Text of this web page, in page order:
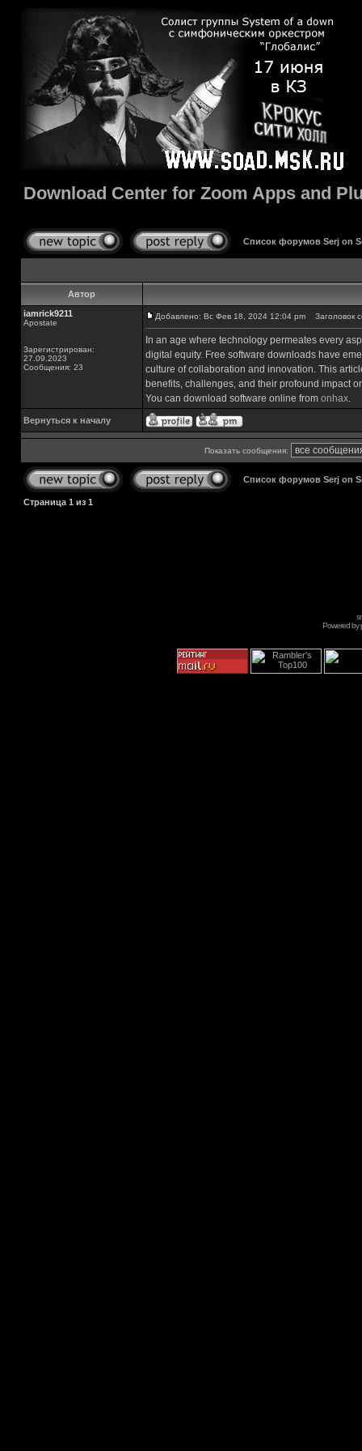
Download Center for Zoom Apps and
Список форумов Serj on
Автор
iamrick9211
Apostate
Зарегистрирован:
27.09.2023
Сообщения: 23
Добавлено: Вс Фев 18, 2024 12:04 pm Заголовок
In an age where technology permeates every
digital equity. Free software downloads have
culture of collaboration and innovation. This
benefits, challenges, and their profound impact
You can download software online from onhax.
Вернуться к началу
Показать сообщения:
Список форумов Serj on
Страница 1 из 1
Powered by